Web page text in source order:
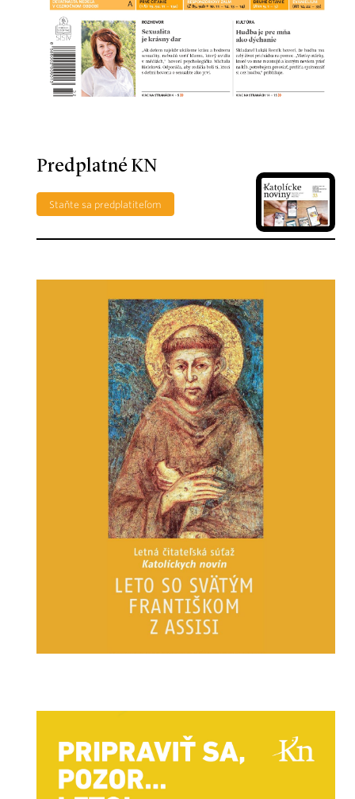
Predplatné KN
Staňte sa predplatiteľom